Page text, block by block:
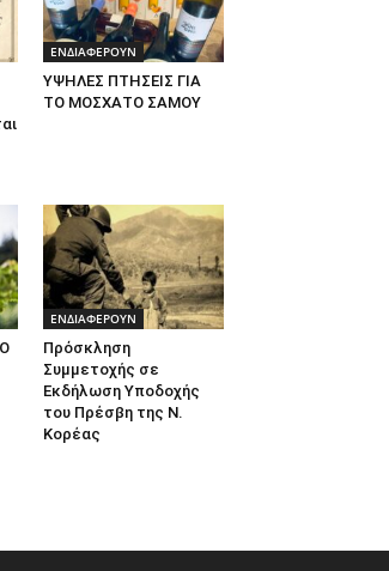
ΕΝΔΙΑΦΕΡΟΥΝ
ΥΨΗΛΕΣ ΠΤΗΣΕΙΣ ΓΙΑ
ΤΟ ΜΟΣΧΑΤΟ ΣΑΜΟΥ
ΕΝΔΙΑΦΕΡΟΥΝ
Πρόσκληση
Συμμετοχής σε
Εκδήλωση Υποδοχής
του Πρέσβη της Ν.
Κορέας